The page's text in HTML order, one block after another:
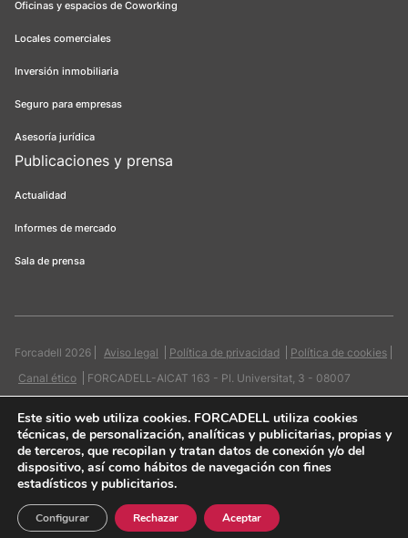
Oficinas y espacios de Coworking
Locales comerciales
Inversión inmobiliaria
Seguro para empresas
Asesoría jurídica
Publicaciones y prensa
Actualidad
Informes de mercado
Sala de prensa
Forcadell 2026 Aviso legal Política de privacidad
Política de cookies
Canal ético
FORCADELL-AICAT 163 - Pl. Universitat, 3 - 08007
Quiero contactar
Este sitio web utiliza cookies. FORCADELL utiliza cookies
técnicas, de personalización, analíticas y publicitarias, propias y
de terceros, que recopilan y tratan datos de conexión y/o del
dispositivo, así como hábitos de navegación con fines
estadísticos y publicitarios.
Aceptar
Rechazar
Configurar